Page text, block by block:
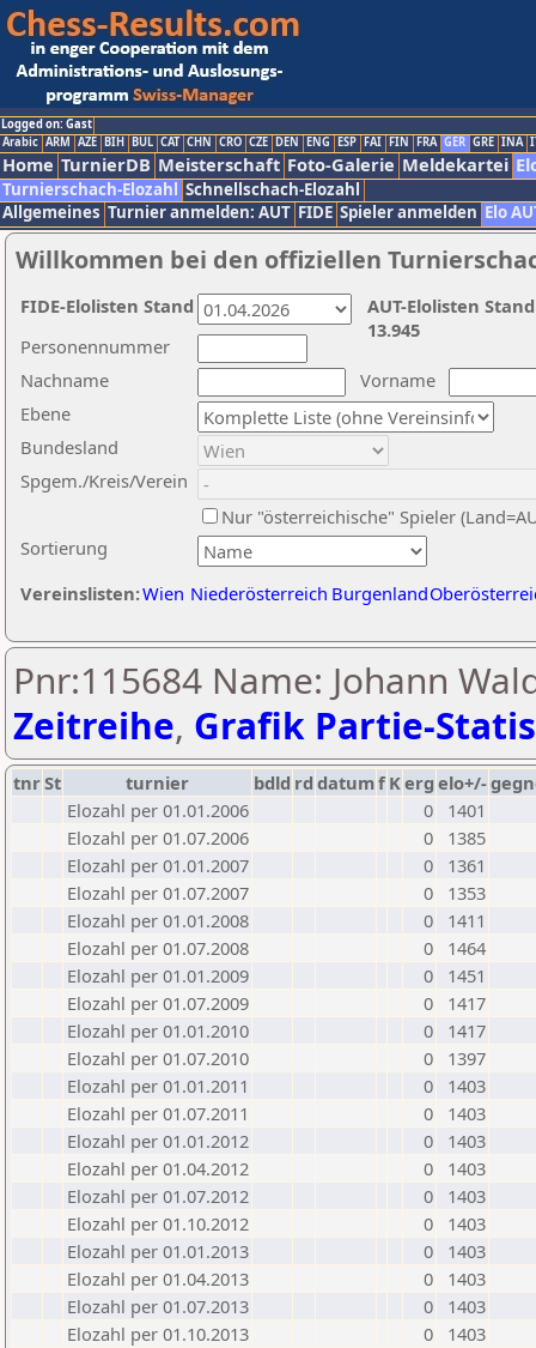
Logged on: Gast
Arabic ARM AZE BIH BUL CAT CHN CRO CZE DEN ENG ESP FAI FIN FRA GER GRE INA
Home TurnierDB Meisterschaft Foto-Galerie Meldekartei
Turnierschach-Elozahl Schnellschach-Elozahl
Allgemeines Turnier anmelden: AUT FIDE Spieler anmelden Elo
Willkommen bei den offiziellen
Nachname
Vorname
Ebene
Sortierung
Personennummer
Bundesland
Spgem./Kreis/Verein
Nur "österreichische" Spieler
Vereinslisten:Wien Niederösterreich Burgenland
AUT-Elolisten
13.945
FIDE-Elolisten Stand
Pnr:115684 Name: Johann
Zeitreihe, Grafik Partie-
tnrSt turnier bdld rd datumf Kerg elo+/-
Elozahl per 01.01.2006
0
1401
Elozahl per 01.07.2006
0
1385
Elozahl per 01.01.2007
0
1361
Elozahl per 01.07.2007
0
1353
Elozahl per 01.01.2008
0
1411
Elozahl per 01.07.2008
0
1464
Elozahl per 01.01.2009
0
1451
Elozahl per 01.07.2009
0
1417
Elozahl per 01.01.2010
0
1417
Elozahl per 01.07.2010
0
1397
Elozahl per 01.01.2011
0
1403
Elozahl per 01.07.2011
0
1403
Elozahl per 01.01.2012
0
1403
Elozahl per 01.04.2012
0
1403
Elozahl per 01.07.2012
0
1403
Elozahl per 01.10.2012
0
1403
Elozahl per 01.01.2013
0
1403
Elozahl per 01.04.2013
0
1403
Elozahl per 01.07.2013
0
1403
Elozahl per 01.10.2013
0
1403